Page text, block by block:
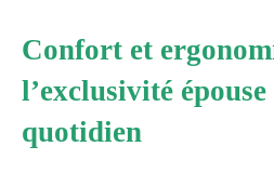
Confort et
l’exclusivité épouse
quotidien